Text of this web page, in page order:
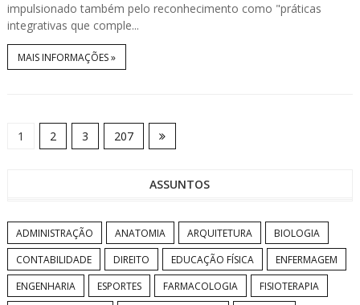
impulsionado também pelo reconhecimento como "práticas
integrativas que comple...
MAIS INFORMAÇÕES »
1 2 3 207
ASSUNTOS
ADMINISTRAÇÃO ANATOMIA ARQUITETURA
BIOLOGIA
CONTABILIDADE
DIREITO EDUCAÇÃO FÍSICA
ENFERMAGEM
ENGENHARIA
ESPORTES FARMACOLOGIA
FISIOTERAPIA